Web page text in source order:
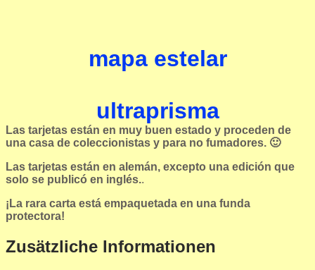
mapa estelar
ultraprisma
Las tarjetas están en muy buen estado y proceden de
una casa de coleccionistas y para no fumadores. 🙂
Las tarjetas están en alemán, excepto una edición que
solo se publicó en inglés..
¡La rara carta está empaquetada en una funda
protectora!
Zusätzliche Informationen